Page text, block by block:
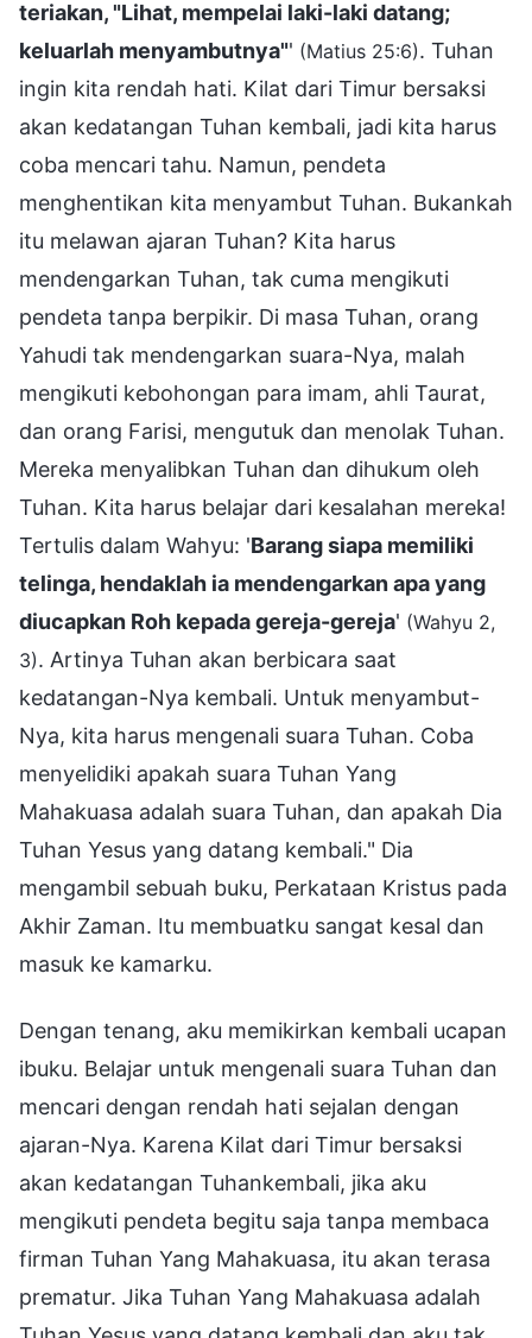
teriakan, "Lihat, mempelai laki-laki datang;
keluarlah menyambutnya"' (Matius 25:6). Tuhan
ingin kita rendah hati. Kilat dari Timur bersaksi
akan kedatangan Tuhan kembali, jadi kita harus
coba mencari tahu. Namun, pendeta
menghentikan kita menyambut Tuhan. Bukankah
itu melawan ajaran Tuhan? Kita harus
mendengarkan Tuhan, tak cuma mengikuti
pendeta tanpa berpikir. Di masa Tuhan, orang
Yahudi tak mendengarkan suara-Nya, malah
mengikuti kebohongan para imam, ahli Taurat,
dan orang Farisi, mengutuk dan menolak Tuhan.
Mereka menyalibkan Tuhan dan dihukum oleh
Tuhan. Kita harus belajar dari kesalahan mereka!
Tertulis dalam Wahyu: 'Barang siapa memiliki
telinga, hendaklah ia mendengarkan apa yang
diucapkan Roh kepada gereja-gereja' (Wahyu 2,
3). Artinya Tuhan akan berbicara saat
kedatangan-Nya kembali. Untuk menyambut-
Nya, kita harus mengenali suara Tuhan. Coba
menyelidiki apakah suara Tuhan Yang
Mahakuasa adalah suara Tuhan, dan apakah Dia
Tuhan Yesus yang datang kembali." Dia
mengambil sebuah buku, Perkataan Kristus pada
Akhir Zaman. Itu membuatku sangat kesal dan
masuk ke kamarku.
Dengan tenang, aku memikirkan kembali ucapan
ibuku. Belajar untuk mengenali suara Tuhan dan
mencari dengan rendah hati sejalan dengan
ajaran-Nya. Karena Kilat dari Timur bersaksi
akan kedatangan Tuhankembali, jika aku
mengikuti pendeta begitu saja tanpa membaca
firman Tuhan Yang Mahakuasa, itu akan terasa
prematur. Jika Tuhan Yang Mahakuasa adalah